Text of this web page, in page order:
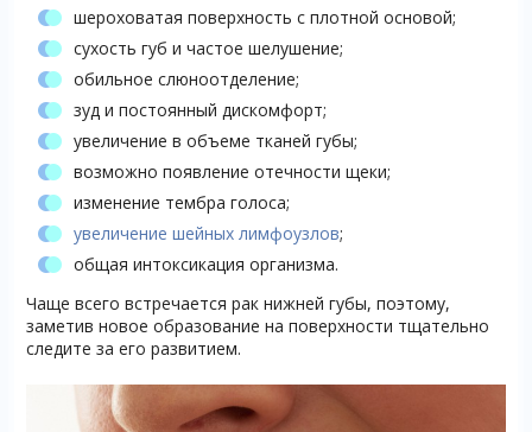
шероховатая поверхность с плотной основой;
сухость губ и частое шелушение;
обильное слюноотделение;
зуд и постоянный дискомфорт;
увеличение в объеме тканей губы;
возможно появление отечности щеки;
изменение тембра голоса;
увеличение шейных лимфоузлов;
общая интоксикация организма.
Чаще всего встречается рак нижней губы, поэтому,
заметив новое образование на поверхности тщательно
следите за его развитием.